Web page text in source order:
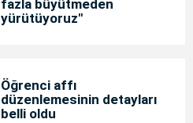
fazla büyütmeden
yürütüyoruz"
Öğrenci affı
düzenlemesinin detayları
belli oldu